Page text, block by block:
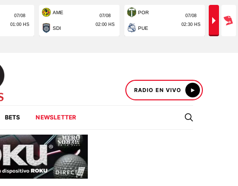
RADIO EN VIVO
BETS NEWSLETTER